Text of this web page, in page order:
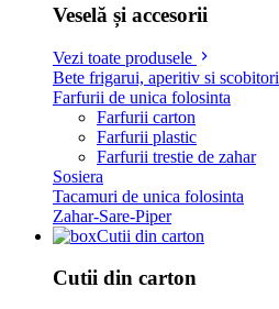
Veselă și accesorii
Vezi toate produsele
Bete frigarui, aperitiv si scobitori
Farfurii de unica folosinta
Farfurii carton
Farfurii plastic
Farfurii trestie de zahar
Sosiera
Tacamuri de unica folosinta
Zahar-Sare-Piper
Cutii din carton
Cutii din carton